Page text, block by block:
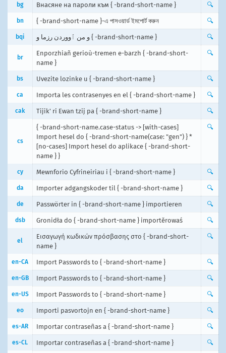
bg Внасяне на пароли към { -brand-short-name } 🔍
bn { -brand-short-name }-এ পাসওয়ার্ড ইমপোর্ট করুন 🔍
bqi و من ٱووردن رزما و { -brand-short-name } 🔍
br
Enporzhiañ gerioù-tremen e-barzh { -brand-short-
name }
🔍
bs Uvezite lozinke u { -brand-short-name } 🔍
ca Importa les contrasenyes en el { -brand-short-name } 🔍
cak Tijik' ri Ewan tzij pa { -brand-short-name } 🔍
cs
{ -brand-short-name.case-status -> [with-cases]
Import hesel do { -brand-short-name(case: "gen") } *
[no-cases] Import hesel do aplikace { -brand-short-
name } }
🔍
cy Mewnforio Cyfrineiriau i { -brand-short-name } 🔍
da Importer adgangskoder til { -brand-short-name } 🔍
de Passwörter in { -brand-short-name } importieren 🔍
dsb Gronidła do { -brand-short-name } importěrowaś 🔍
el
Εισαγωγή κωδικών πρόσβασης στο { -brand-short-
name }
🔍
en-CA Import Passwords to { -brand-short-name } 🔍
en-GB Import Passwords to { -brand-short-name } 🔍
en-US Import Passwords to { -brand-short-name } 🔍
eo Importi pasvortojn en { -brand-short-name } 🔍
es-AR Importar contraseñas a { -brand-short-name } 🔍
es-CL Importar contraseñas a { -brand-short-name } 🔍